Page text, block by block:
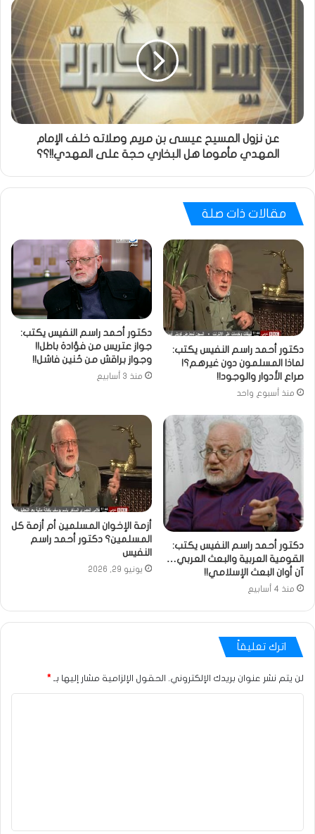
عن نزول المسيح عيسى بن مريم وصلاته خلف الإمام
المهدي مأموما هل البخاري حجة على المهدي!!؟؟
مقالات ذات صلة
دكتور أحمد راسم النفيس يكتب:
لماذا المسلمون دون غيرهم؟!
صراع الأدوار والوجود!!
منذ أسبوع واحد
دكتور أحمد راسم النفيس يكتب:
جواز عتريس من فؤادة باطل!!
وجواز براقش من حُنين فاشل!!
منذ 3 أسابيع
دكتور أحمد راسم النفيس يكتب:
القومية العربية والبعث العربي…
آن أوان البعث الإسلامي!!
منذ 4 أسابيع
أزمة الإخوان المسلمين أم أزمة كل
المسلمين؟ دكتور أحمد راسم
النفيس
يونيو 29, 2026
اترك تعليقاً
لن يتم نشر عنوان بريدك الإلكتروني. الحقول الإلزامية مشار إليها بـ *